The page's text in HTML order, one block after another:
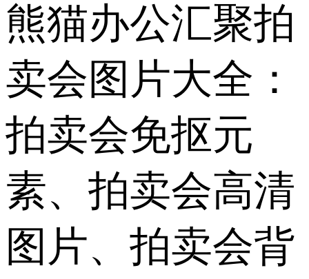
熊猫办公汇聚拍
卖会图片大全：
拍卖会免抠元
素、拍卖会高清
图片、拍卖会背